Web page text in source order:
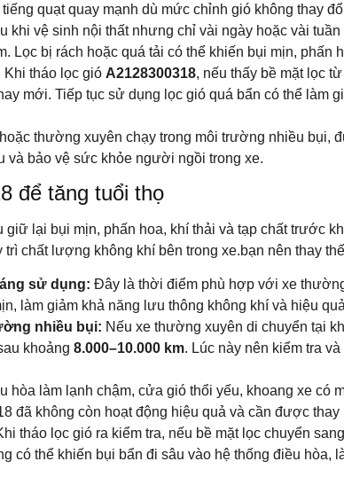
quạt quay mạnh dù mức chỉnh gió không thay
khi vệ sinh nội thất nhưng chỉ vài ngày hoặc vài
Lọc bị rách hoặc quá tải có thể khiến bụi mịn, phấn
Khi tháo lọc gió A2128300318, nếu thấy bề mặt lọc
mới. Tiếp tục sử dụng lọc gió quá bẩn có thể
hoặc thường xuyên chạy trong môi trường nhiều bụi,
và bảo vệ sức khỏe người ngồi trong xe.
để tăng tuổi thọ
giữ lại bụi mịn, phấn hoa, khí thải và tạp chất trước
chất lượng không khí bên trong xe.bạn nên thay thế
sử dụng: Đây là thời điểm phù hợp với xe
làm giảm khả năng lưu thông không khí và hiệu
nhiều bụi: Nếu xe thường xuyên di chuyển tại
khoảng 8.000–10.000 km. Lúc này nên kiểm tra
hòa làm lạnh chậm, cửa gió thổi yếu, khoang xe có
đã không còn hoạt động hiệu quả và cần được thay
tháo lọc gió ra kiểm tra, nếu bề mặt lọc chuyển
có thể khiến bụi bẩn đi sâu vào hệ thống điều